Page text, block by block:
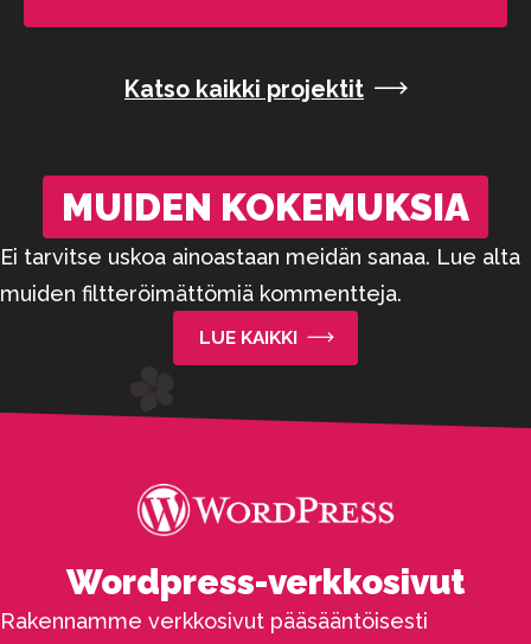
Katso kaikki projektit
MUIDEN KOKEMUKSIA
Ei tarvitse uskoa ainoastaan meidän sanaa. Lue alta
muiden filtteröimättömiä kommentteja.
LUE KAIKKI
Wordpress-verkkosivut
Rakennamme verkkosivut pääsääntöisesti